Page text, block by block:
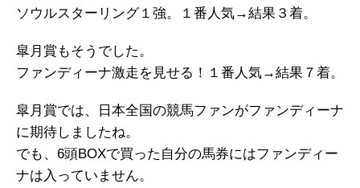
ソウルスターリング１強。１番人気→結果３着。
皐月賞もそうでした。
ファンディーナ激走を見せる！１番人気→結果７着。
皐月賞では、日本全国の競馬ファンがファンディーナ
に期待しましたね。
でも、6頭BOXで買った自分の馬券にはファンディー
ナは入っていません。